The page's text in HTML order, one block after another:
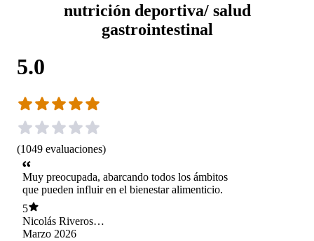
nutrición deportiva/ salud
gastrointestinal
5.0
(1049 evaluaciones)
Muy preocupada, abarcando todos los ámbitos
que pueden influir en el bienestar alimenticio.
5
Nicolás Riveros
Torrealba
Marzo 2026